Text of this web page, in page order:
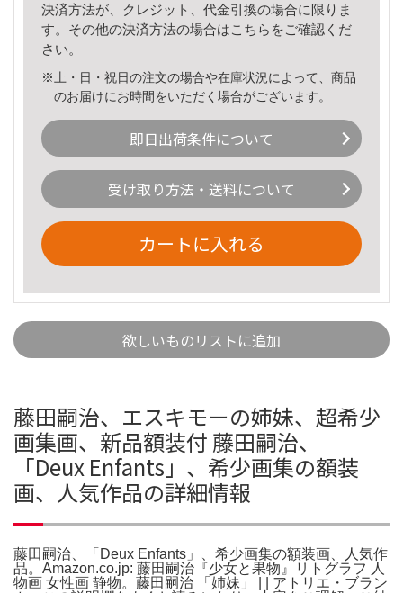
決済方法が、クレジット、代金引換の場合に限りま
す。その他の決済方法の場合はこちら をご確認くだ
さい。
※土・日・祝日の注文の場合や在庫状況によって、商品
のお届けにお時間をいただく場合がございます。
即日出荷条件について
受け取り方法・送料について
カートに入れる
欲しいものリストに追加
藤田嗣治、エスキモーの姉妹、超希少
画集画、新品額装付 藤田嗣治、
「Deux Enfants」、希少画集の額装
画、人気作品の詳細情報
藤田嗣治、「Deux Enfants」、希少画集の額装画、人気作
品。Amazon.co.jp: 藤田嗣治『少女と果物』リトグラフ 人
物画 女性画 静物。藤田嗣治 「姉妹」 | | アトリエ・ブラン